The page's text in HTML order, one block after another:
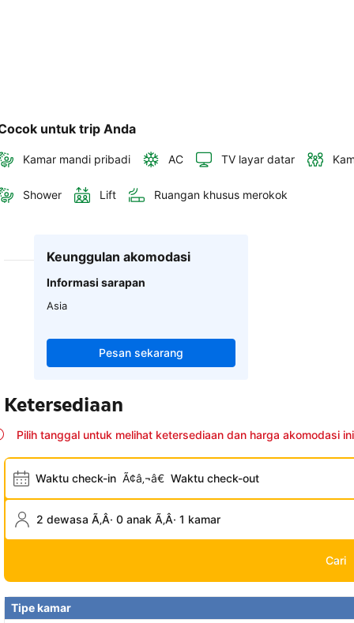
untuk trip Anda
Kamar mandi pribadi AC TV layar datar
Shower Lift Ruangan khusus merokok
Keunggulan akomodasi
Informasi sarapan
Asia
Pesan sekarang
Ketersediaan
Pilih tanggal untuk melihat ketersediaan dan harga akomodasi ini
Waktu check-in Ã¢â‚¬â€ Waktu check-out
2 dewasa Ã‚Â· 0 anak Ã‚Â· 1 kamar
Cari
Tipe kamar